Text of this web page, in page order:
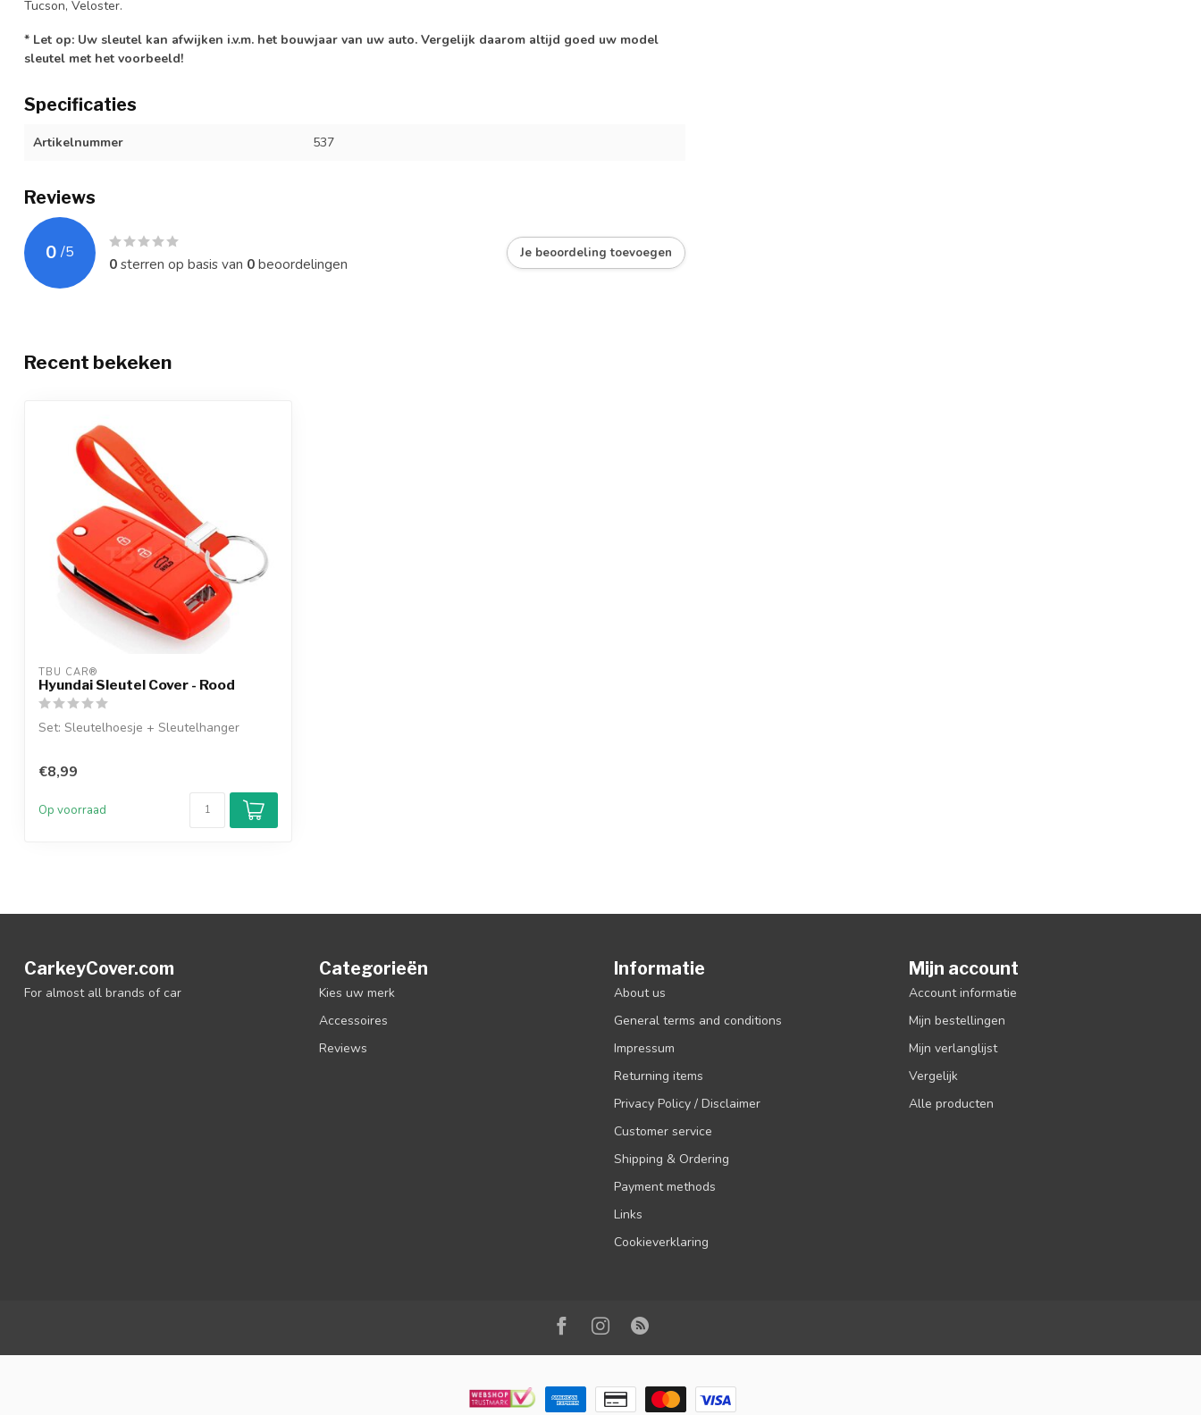
Tucson, Veloster.
* Let op: Uw sleutel kan afwijken i.v.m. het bouwjaar van uw auto. Vergelijk daarom altijd goed uw model
sleutel met het voorbeeld!
Specificaties
Artikelnummer 537
Reviews
0 /5
0sterren op basis van 0beoordelingen
Je beoordeling toevoegen
Recent bekeken
TBU CAR®
Hyundai Sleutel Cover - Rood
Set: Sleutelhoesje + Sleutelhanger
€8,99
Op voorraad
CarkeyCover.com
For almost all brands of car
Categorieën
Kies uw merk
Accessoires
Reviews
Informatie
About us
General terms and conditions
Impressum
Returning items
Privacy Policy / Disclaimer
Customer service
Shipping & Ordering
Payment methods
Links
Cookieverklaring
Mijn account
Account informatie
Mijn bestellingen
Mijn verlanglijst
Vergelijk
Alle producten